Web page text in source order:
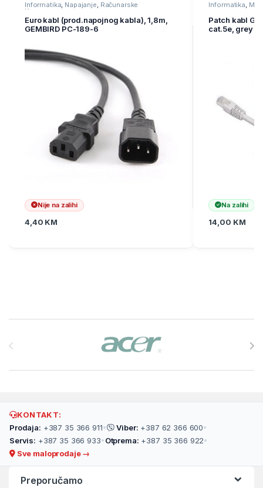
Informatika, Napajanje, Računarske
Komponente
Euro kabl (prod.napojnog kabla), 1,8m,
GEMBIRD PC-189-6
Nije na zalihi
4,40 KM
Informatika,
Patch kabl
cat.5e, grey
Na zalihi
14,00 KM
KONTAKT:
Prodaja: +387 35 366 911• Viber: +387 62 366 600•
Servis: +387 35 366 933• Otprema: +387 35 366 922•
Sve maloprodaje →
Preporučamo